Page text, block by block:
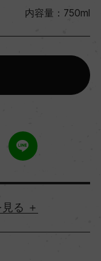
内容量：750ml